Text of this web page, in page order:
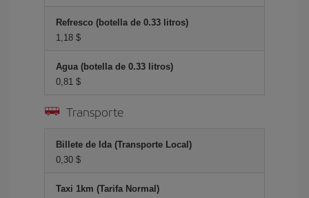
Refresco (botella de 0.33 litros)
1,18 $
Agua (botella de 0.33 litros)
0,81 $
Transporte
Billete de Ida (Transporte Local)
0,30 $
Taxi 1km (Tarifa Normal)